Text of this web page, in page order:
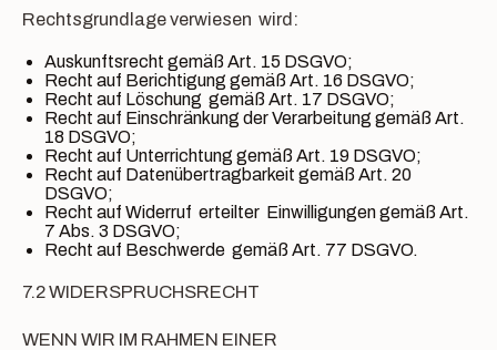
Rechtsgrundlage verwiesen wird:
Auskunftsrecht gemäß Art. 15 DSGVO;
Recht auf Berichtigung gemäß Art. 16 DSGVO;
Recht auf Löschung gemäß Art. 17 DSGVO;
Recht auf Einschränkung der Verarbeitung gemäß Art.
18 DSGVO;
Recht auf Unterrichtung gemäß Art. 19 DSGVO;
Recht auf Datenübertragbarkeit gemäß Art. 20
DSGVO;
Recht auf Widerruf erteilter Einwilligungen gemäß Art.
7 Abs. 3 DSGVO;
Recht auf Beschwerde gemäß Art. 77 DSGVO.
7.2 WIDERSPRUCHSRECHT
WENN WIR IM RAHMEN EINER